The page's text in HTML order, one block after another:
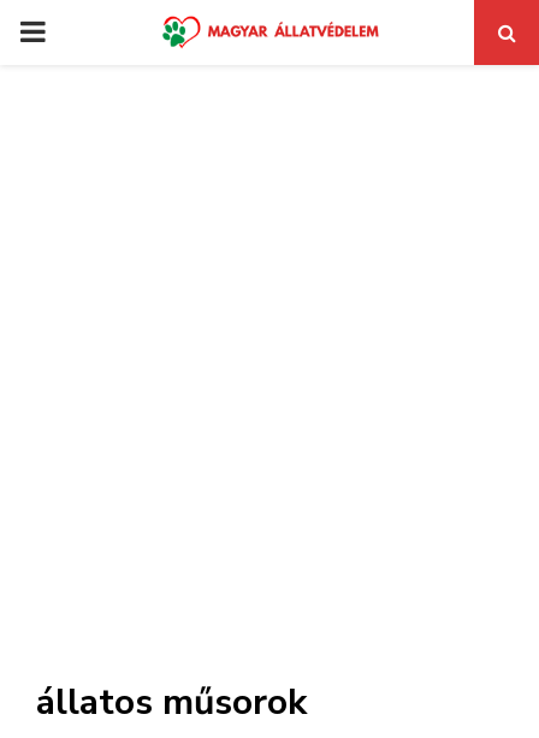
PRIMARY
állatos műsorok